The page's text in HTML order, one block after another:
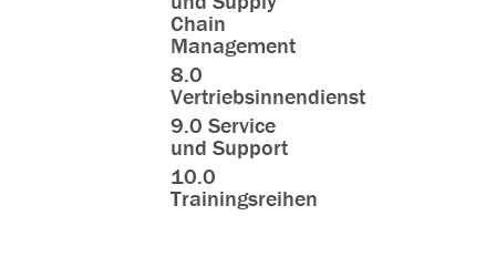
Chain
Management
8.0
Vertriebsinnendienst
9.0 Service
und Support
10.0
Trainingsreihen